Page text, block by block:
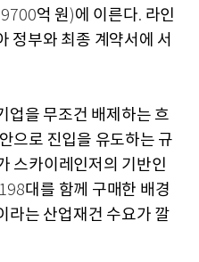
9700억 원)에 이른다. 라인
정부와 최종 계약서에 서
업을 무조건 배제하는 흐
으로 진입을 유도하는 규
스카이레인저의 기반인
198대를 함께 구매한 배경
라는 산업재건 수요가 깔